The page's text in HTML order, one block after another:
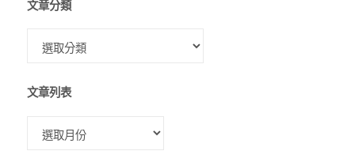
文章分類
文章列表